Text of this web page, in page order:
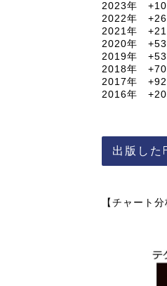
2023年
2022年
2021年
2020年
2019年
2018年
2017年
2016年
出版した
【チャート